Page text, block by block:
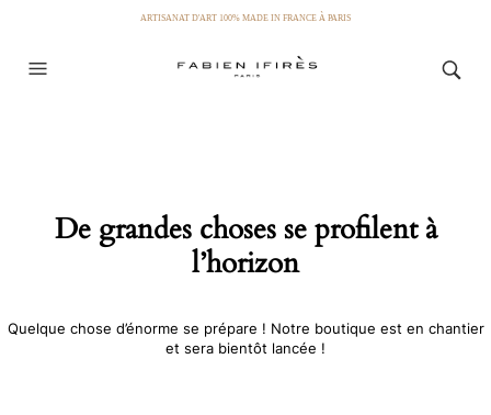
ARTISANAT D'ART 100% MADE IN FRANCE À PARIS
De grandes choses se profilent à
l’horizon
Quelque chose d’énorme se prépare ! Notre boutique est en chantier
et sera bientôt lancée !